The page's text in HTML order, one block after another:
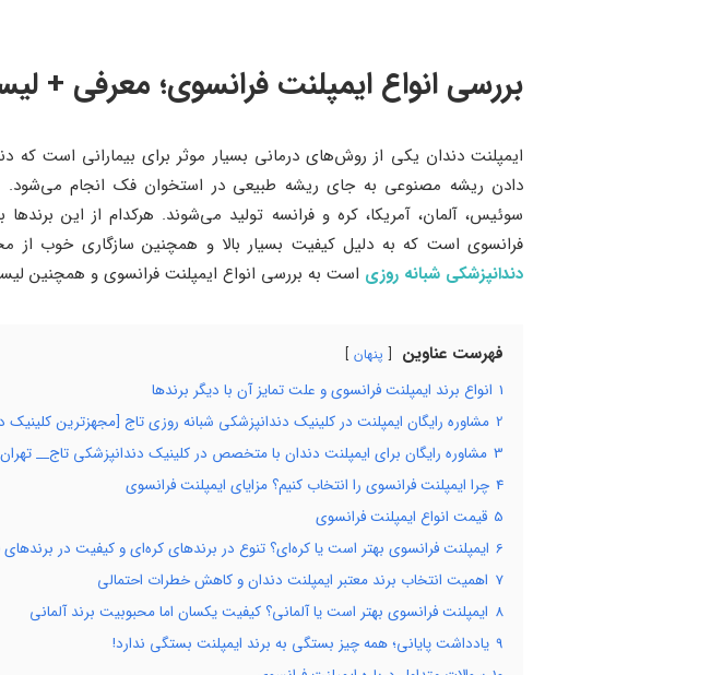
بررسی انواع ایمپلنت فرانسوی؛ معرفی +
ایمپلنت دندان یکی از روش‌های درمانی بسیار موثر برای بیمارانی است که
دادن ریشه مصنوعی به جای ریشه طبیعی در استخوان فک انجام می‌شود.
سوئیس، آلمان، آمریکا، کره و فرانسه تولید می‌شوند. هرکدام از این
فرانسوی است که به دلیل کیفیت بسیار بالا و همچنین سازگاری خوب از
دندانپزشکی شبانه روزی است به بررسی انواع ایمپلنت فرانسوی و همچنین
فهرست عناوین پنهان
1 انواع برند ایمپلنت فرانسوی و علت تمایز آن با دیگر برند‌ها
2 مشاوره رایگان ایمپلنت در کلینیک دندانپزشکی شبانه روزی تاج [مجهزترین کلینیک
3 مشاوره رایگان برای ایمپلنت دندان با متخصص در کلینیک دندانپزشکی تاج__ تهران
4 چرا ایمپلنت فرانسوی را انتخاب کنیم؟ مزایای ایمپلنت فرانسوی
5 قیمت انواع ایمپلنت فرانسوی
6 ایمپلنت فرانسوی بهتر است یا کره‌ای؟ تنوع در برندهای کره‌ای و کیفیت در
7 اهمیت انتخاب برند معتبر ایمپلنت دندان و کاهش خطرات احتمالی
8 ایمپلنت فرانسوی بهتر است یا آلمانی؟ کیفیت یکسان اما محبوبیت برند آلمانی
9 یادداشت پایانی؛ همه چیز بستگی به برند ایمپلنت بستگی ندارد!